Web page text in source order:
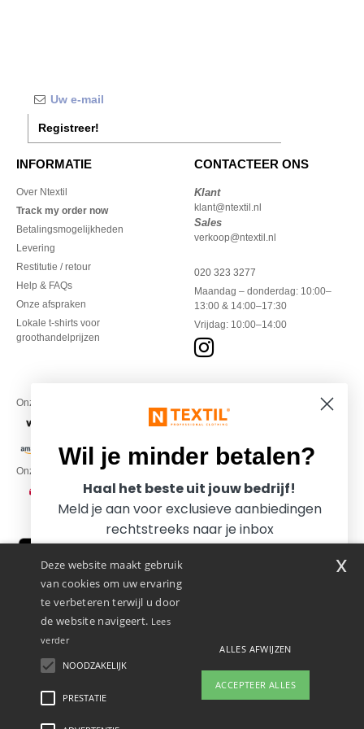
Registreer!
INFORMATIE
Over Ntextil
Track my order now
Betalingsmogelijkheden
Levering
Restitutie / retour
Help & FAQs
Onze afspraken
Lokale t-shirts voor
groothandelprijzen
CONTACTEER ONS
Klant
klant@ntextil.nl
Sales
verkoop@ntextil.nl
020 323 3277
Maandag – donderdag: 10:00–
13:00 & 14:00–17:30
Vrijdag: 10:00–14:00
Onze financiële partners
Onze transporteurs
Zekeringstraat 46, 1014BT Amsterdam - VAT NL 005596191B03 - KvK
Dit is GEEN retouradres. Voor retourzending, zie hier
Deze website maakt gebruik
van cookies om uw ervaring
te verbeteren terwijl u door
de website navigeert. Lees
verder
NOODZAKELIJK
PRESTATIE
ALLES AFWIJZEN
ACCEPTEER ALLES
x
Wil je minder betalen?
Haal het beste uit jouw bedrijf!
Meld je aan voor exclusieve aanbiedingen
rechtstreeks naar je inbox
Ja, ik wil minder betalen!